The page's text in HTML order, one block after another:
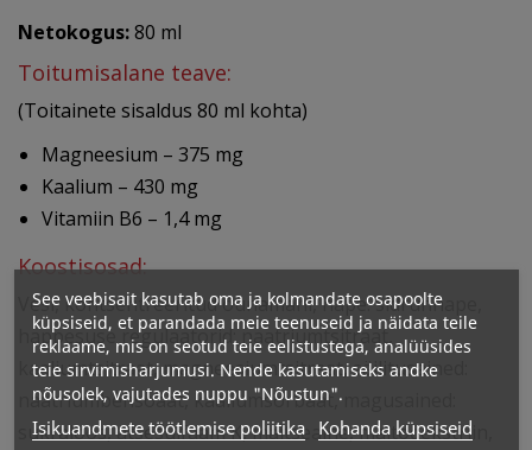
Netokogus:80 ml
Toitumisalane teave:
(Toitainete sisaldus 80 ml kohta)
Magneesium – 375 mg
Kaalium – 430 mg
Vitamiin B6 – 1,4 mg
Koostisosad:
Vesi, kontsentreeritud õunamahl, hape: sidrunhape,
happesuse regulaatorid: naatriumtsitraat,
kaaliumtsitraat, magneesiumtsitraat, säilitusained:
naatriumbensoaat, kaaliumsorbaat, magusained:
sukraloos, atsesulfaam K, maitseaine, maltodekstriin,
See veebisait kasutab oma ja kolmandate osapoolte
küpsiseid, et parandada meie teenuseid ja näidata teile
reklaame, mis on seotud teie eelistustega, analüüsides
teie sirvimisharjumusi. Nende kasutamiseks andke
nõusolek, vajutades nuppu "Nõustun".
Isikuandmete töötlemise poliitika Kohanda küpsiseid